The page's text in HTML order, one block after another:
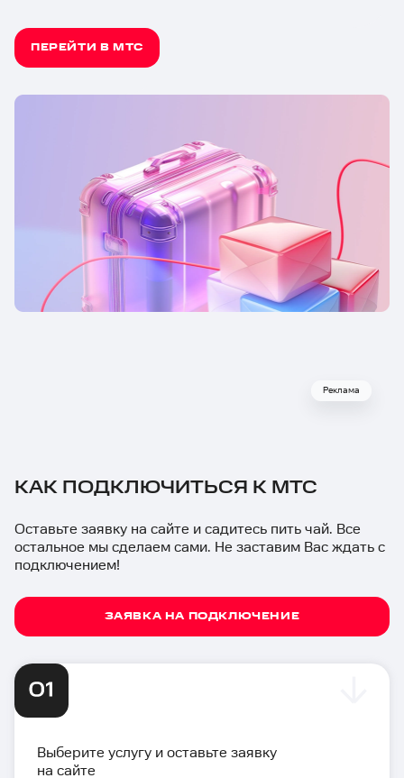
ПЕРЕЙТИ В МТС
Реклама
КАК ПОДКЛЮЧИТЬСЯ К МТС
Оставьте заявку на сайте и садитесь пить чай. Все
остальное мы сделаем сами. Не заставим Вас ждать с
подключением!
ЗАЯВКА НА ПОДКЛЮЧЕНИЕ
Выберите услугу и оставьте заявку
на сайте